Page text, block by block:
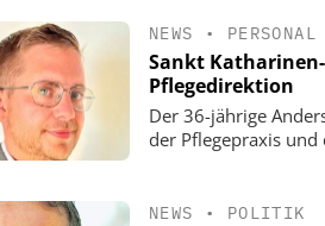
NEWS • PERSONAL
Sankt
Pflegedirektion
Der 36-jährige
der Pflegepraxis
NEWS • POLITIK